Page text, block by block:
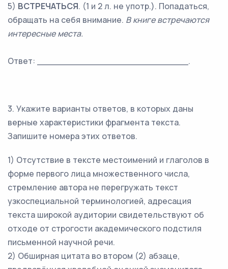
5) ВСТРЕЧАТЬСЯ. (1 и 2 л. не употр.). Попадаться,
обращать на себя внимание. В книге встречаются
интересные места.
Ответ: ___________________________.
3. Укажите варианты ответов, в которых даны
верные характеристики фрагмента текста.
Запишите номера этих ответов.
1) Отсутствие в тексте местоимений и глаголов в
форме первого лица множественного числа,
стремление автора не перегружать текст
узкоспециальной терминологией, адресация
текста широкой аудитории свидетельствуют об
отходе от строгости академического подстиля
письменной научной речи.
2) Обширная цитата во втором (2) абзаце,